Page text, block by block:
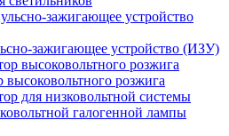
зажигающее устройство (ИЗУ)
высоковольтного розжига